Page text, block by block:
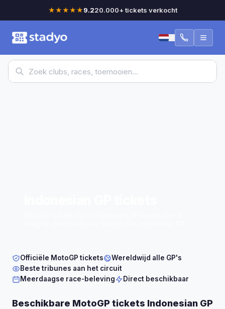
★★★★★9.220.000+ tickets verkocht
Officiële MotoGP tickets
Wereldwijd alle GP's
Beste tribunes aan het circuit
Meerdaagse race-beleving
Direct beschikbaar
Beschikbare MotoGP tickets Indonesian GP